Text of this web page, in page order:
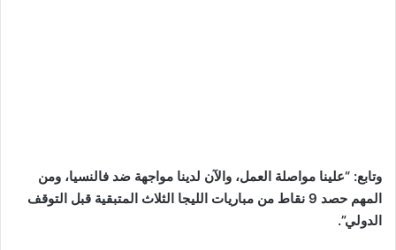
وتابع: “علينا مواصلة العمل، والآن لدينا مواجهة ضد فالنسيا، ومن
المهم حصد 9 نقاط من مباريات الليجا الثلاث المتبقية قبل التوقف
الدولي”.